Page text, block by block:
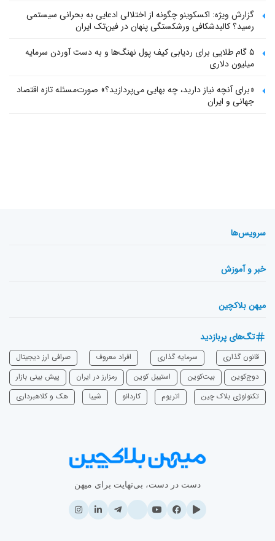
گزارش ویژه: اکسکوینو چگونه از اختلالی ادعایی به بحرانی سیستمی
رسید؟ کالبدشکافی ورشکستگی پنهان در فین‌تک ایران
۵ گام طلایی برای ردیابی کیف پول‌ نهنگ‌ها و به دست آوردن سرمایه
میلیون دلاری
«برای آنچه نیاز دارید، چه بهایی می‌پردازید؟» صورت‌مسئله تازه اقتصاد
جهانی و ایران
سرویس‌ها
خبر و آموزش
میهن بلاکچین
تگ‌های پربازدید
قانون گذاری سرمایه‌ گذاری افراد معروف
صرافی ارز دیجیتال
دوج‌کوین
بیت‌کوین استیبل کوین رمزارز در ایران
پیش بینی بازار
تکنولوژی بلاک چین
اتریوم ‌کاردانو شیبا هک و کلاهبرداری
دست در دست، بی‌نهایت برای میهن